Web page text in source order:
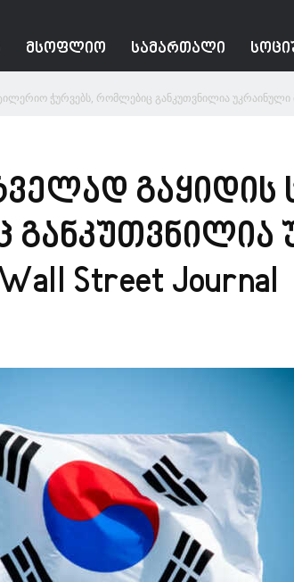
ᲛᲡᲝᲤᲚᲘᲝ ᲡᲐᲛᲐᲠᲗᲐᲚᲘ
ჭურვებს, რომლებიც განკუთვნილია უკრაინული
განკუთვნილია
Street Journal